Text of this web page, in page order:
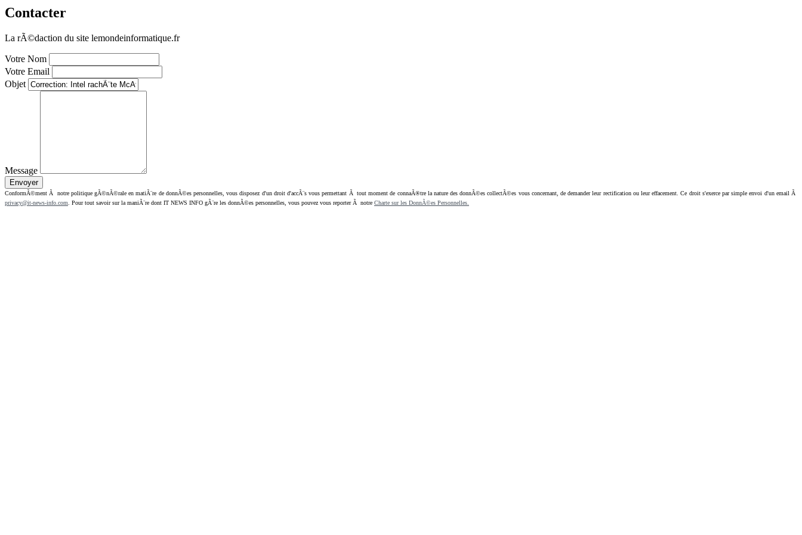
Contacter
La rÃ©daction du site lemondeinformatique.fr
Votre Nom
Votre Email
Objet
Message
ConformÃ©ment Ã notre politique gÃ©nÃ©rale en matiÃ¨re de donnÃ©es personnelles, vous disposez d'un droit d'accÃ¨s vous permettant Ã tout moment de connaÃ®tre la nature des donnÃ©es collectÃ©es vous concernant, de demander leur rectification ou leur effacement. Ce droit s'exerce par simple envoi d'un email Ã
privacy@it-news-info.com . Pour tout savoir sur la maniÃ¨re dont IT NEWS INFO gÃ¨re les donnÃ©es personnelles, vous pouvez vous reporter Ã notre Charte sur les DonnÃ©es Personnelles.